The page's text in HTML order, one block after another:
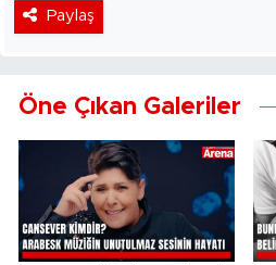
Paylaş
Öne Çıkan Galeriler